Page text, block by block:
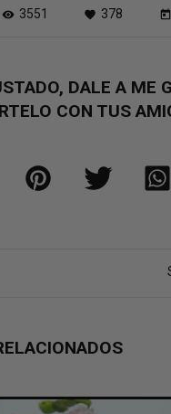
visibility 3551 favorite 378 today
DALE A ME
CON TUS